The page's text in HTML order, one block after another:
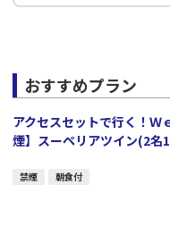
おすすめプラン
アクセスセットで行く！
煙】スーペリアツイン(2名
禁煙 朝食付